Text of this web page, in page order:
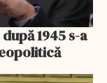
1945 s-a